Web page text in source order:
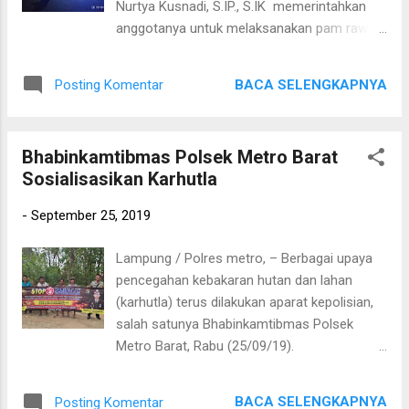
dan pengecekan ini merupakan bentuk dari
patroli dialogis agar terciptanya rasa aman
Nurtya Kusnadi, S.IP., S.IK memerintahkan
anggotanya untuk melaksanakan pam rawan
arus lalu lintas di beberapa titik rawan
anggota Satlantas Polres Metro
melaksanakan pengaturan dan pemantauan
masyarakat saat melintas. Anggota secara
telah ditentukan wajib melaksanakan
pelayanan pam rawan malam. Sementara itu
Kasat Lantas mewakili Kapolres Metro AKBP
Ganda M.H Saragih, S.IK mengatakan “Selain
untuk memberikan rasa aman dan nyaman
di wilayah Kota Metro, kehadiran anggota
Posting Komentar BACA SELENGKAPNYA
Bhabinkamtibmas Polsek Metro Barat
Sosialisasikan Karhutla
- September 25, 2019
Lampung / Polres metro, – Berbagai upaya
pencegahan kebakaran hutan dan lahan
(karhutla) terus dilakukan aparat kepolisian,
salah satunya Bhabinkamtibmas Polsek
Metro Barat, Rabu (25/09/19).
Posting Komentar BACA SELENGKAPNYA